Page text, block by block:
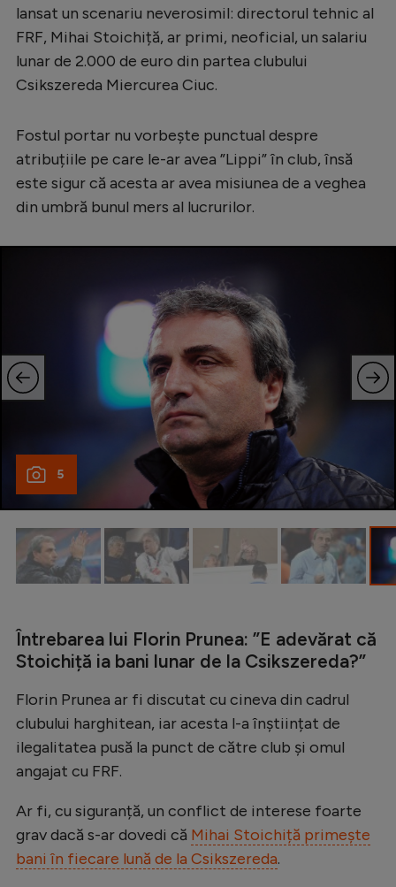
Ligue 1
Campionate
Starurile fotbalului
Stranieri
Clasamente
Handbal
Natație
Formula 1
Gimnastică
Rugby
Ciclism
Alte sporturi
JO 2024
Intră în cont
Creează cont
lansat un scenariu neverosimil: directorul tehnic al
FRF, Mihai Stoichiță, ar primi, neoficial, un salariu
lunar de 2.000 de euro din partea clubului
Csikszereda Miercurea Ciuc.
Fostul portar nu vorbește punctual despre
atribuțiile pe care le-ar avea ”Lippi” în club, însă
este sigur că acesta ar avea misiunea de a veghea
din umbră bunul mers al lucrurilor.
5
Întrebarea lui Florin Prunea: ”E adevărat că
Stoichiță ia bani lunar de la Csikszereda?”
Florin Prunea ar fi discutat cu cineva din cadrul
clubului harghitean, iar acesta l-a înștiințat de
ilegalitatea pusă la punct de către club și omul
angajat cu FRF.
Ar fi, cu siguranță, un conflict de interese foarte
grav dacă s-ar dovedi că Mihai Stoichiță primește
bani în fiecare lună de la Csikszereda.